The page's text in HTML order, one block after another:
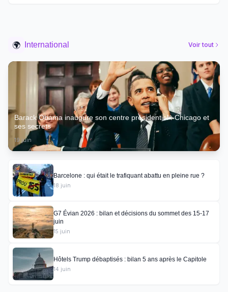
🌍 International Voir tout
Barack Obama inaugure son centre présidentiel : Chicago et
ses secrets
19 juin
Barcelone : qui était le trafiquant abattu en pleine rue ?
18 juin
G7 Évian 2026 : bilan et décisions du sommet des 15-17
juin
15 juin
Hôtels Trump débaptisés : bilan 5 ans après le Capitole
14 juin